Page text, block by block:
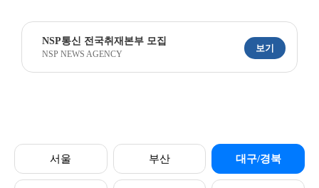
NSP통신 전국취재본부 모집
NSP NEWS AGENCY
보기
서울 부산 대구/경북